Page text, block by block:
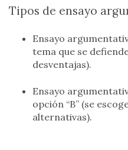
Tipos de ensayo
Ensayo
tema que se
desventajas).
Ensayo
opción “B” (se
alternativas).